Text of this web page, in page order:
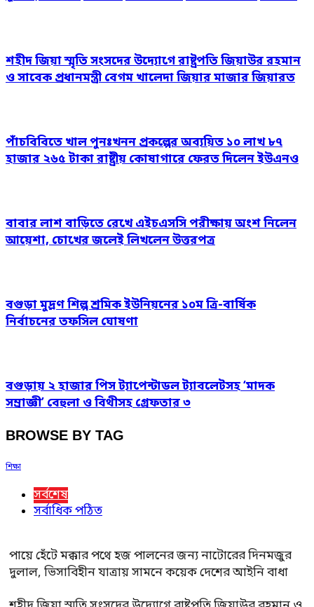
শহীদ জিয়া স্মৃতি সংসদের উদ্যোগে রাষ্ট্রপতি জিয়াউর রহমান
ও সাবেক প্রধানমন্ত্রী বেগম খালেদা জিয়ার মাজার জিয়ারত
পাঁচবিবিতে খাল পুনঃখনন প্রকল্পের অব্যয়িত ১০ লাখ ৮৭
হাজার ২৬৫ টাকা রাষ্ট্রীয় কোষাগারে ফেরত দিলেন ইউএনও
বাবার লাশ বাড়িতে রেখে এইচএসসি পরীক্ষায় অংশ নিলেন
আয়েশা, চোখের জলেই লিখলেন উত্তরপত্র
বগুড়া মুদ্রণ শিল্প শ্রমিক ইউনিয়নের ১০ম ত্রি-বার্ষিক
নির্বাচনের তফসিল ঘোষণা
বগুড়ায় ২ হাজার পিস ট্যাপেন্টাডল ট্যাবলেটসহ ‘মাদক
সম্রাজ্ঞী’ বেহুলা ও বিথীসহ গ্রেফতার ৩
BROWSE BY TAG
শিক্ষা
সর্বশেষ
সর্বাধিক পঠিত
পায়ে হেঁটে মক্কার পথে হজ পালনের জন্য নাটোরের দিনমজুর
দুলাল, ভিসাবিহীন যাত্রায় সামনে কয়েক দেশের আইনি বাধা